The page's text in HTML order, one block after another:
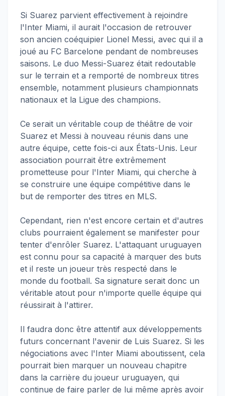
Si Suarez parvient effectivement à rejoindre
l'Inter Miami, il aurait l'occasion de retrouver
son ancien coéquipier Lionel Messi, avec qui il a
joué au FC Barcelone pendant de nombreuses
saisons. Le duo Messi-Suarez était redoutable
sur le terrain et a remporté de nombreux titres
ensemble, notamment plusieurs championnats
nationaux et la Ligue des champions.
Ce serait un véritable coup de théâtre de voir
Suarez et Messi à nouveau réunis dans une
autre équipe, cette fois-ci aux États-Unis. Leur
association pourrait être extrêmement
prometteuse pour l'Inter Miami, qui cherche à
se construire une équipe compétitive dans le
but de remporter des titres en MLS.
Cependant, rien n'est encore certain et d'autres
clubs pourraient également se manifester pour
tenter d'enrôler Suarez. L'attaquant uruguayen
est connu pour sa capacité à marquer des buts
et il reste un joueur très respecté dans le
monde du football. Sa signature serait donc un
véritable atout pour n'importe quelle équipe qui
réussirait à l'attirer.
Il faudra donc être attentif aux développements
futurs concernant l'avenir de Luis Suarez. Si les
négociations avec l'Inter Miami aboutissent, cela
pourrait bien marquer un nouveau chapitre
dans la carrière du joueur uruguayen, qui
continue de faire parler de lui même après avoir